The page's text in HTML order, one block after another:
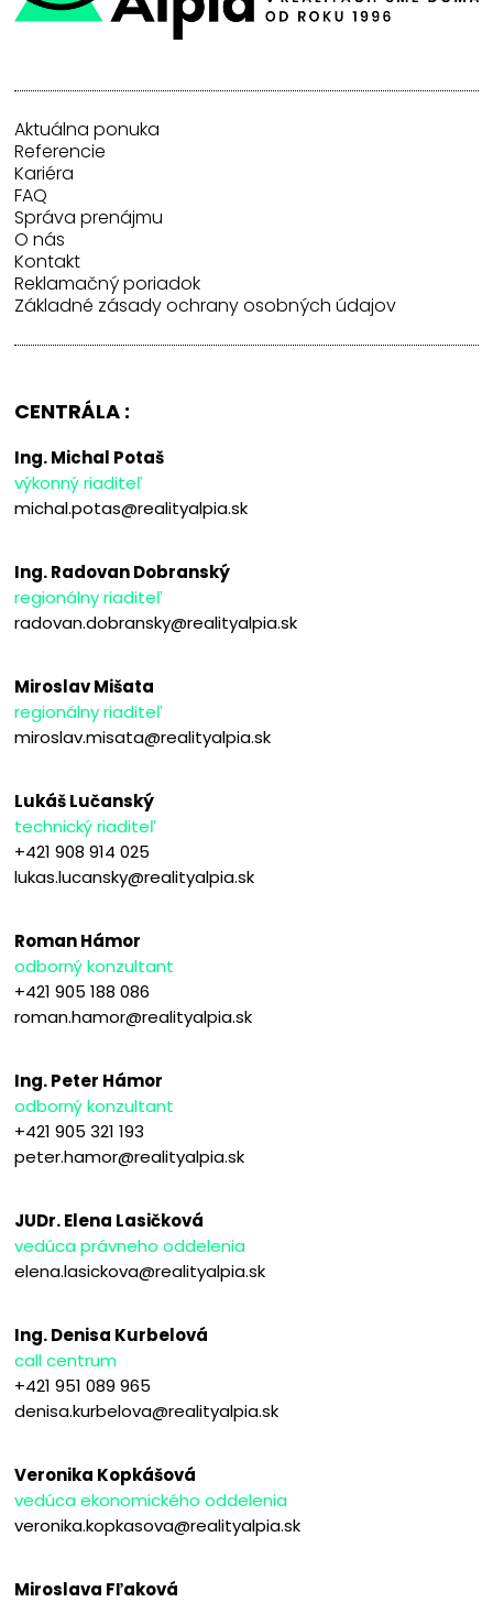
Aktuálna ponuka
Referencie
Kariéra
FAQ
Správa prenájmu
O nás
Kontakt
Reklamačný poriadok
Základné zásady ochrany osobných údajov
CENTRÁLA :
Ing. Michal Potaš
výkonný riaditeľ
michal.potas@realityalpia.sk
Ing. Radovan Dobranský
regionálny riaditeľ
radovan.dobransky@realityalpia.sk
Miroslav Mišata
regionálny riaditeľ
miroslav.misata@realityalpia.sk
Lukáš Lučanský
technický riaditeľ
+421 908 914 025
lukas.lucansky@realityalpia.sk
Roman Hámor
odborný konzultant
+421 905 188 086
roman.hamor@realityalpia.sk
Ing. Peter Hámor
odborný konzultant
+421 905 321 193
peter.hamor@realityalpia.sk
JUDr. Elena Lasičková
vedúca právneho oddelenia
elena.lasickova@realityalpia.sk
Ing. Denisa Kurbelová
call centrum
+421 951 089 965
denisa.kurbelova@realityalpia.sk
Veronika Kopkášová
vedúca ekonomického oddelenia
veronika.kopkasova@realityalpia.sk
Miroslava Fľaková